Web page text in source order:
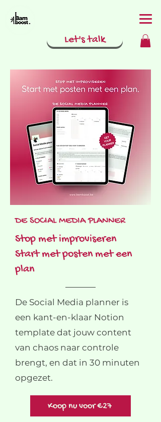
Let's talk
DE SOCIAL MEDIA PLANNER
Stop met improviseren
Start met posten met een
plan
De Social Media planner is
een kant-en-klaar Notion
template dat jouw content
van chaos naar controle
brengt, en dat in 30 minuten
opgezet.
Koop nu voor €27